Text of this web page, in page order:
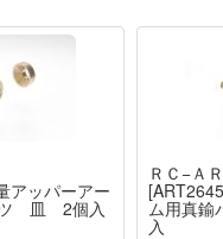
アッパーアー
ツ 皿 2個入
ＲＣ−Ａ
ム用真
入